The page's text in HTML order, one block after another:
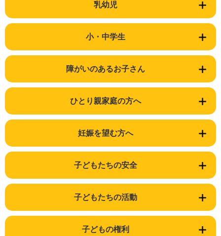
乳幼児
小・中学生
障がいのあるお子さん
ひとり親家庭の方へ
妊娠を望む方へ
子どもたちの安全
子どもたちの活動
子どもの権利